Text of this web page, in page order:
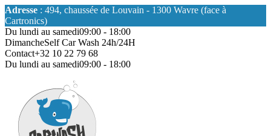
Adresse : 494, chaussée de Louvain - 1300 Wavre (face à
Cartronics)
Du lundi au samedi09:00 - 18:00
DimancheSelf Car Wash 24h/24H
Contact+32 10 22 79 68
Du lundi au samedi09:00 - 18:00